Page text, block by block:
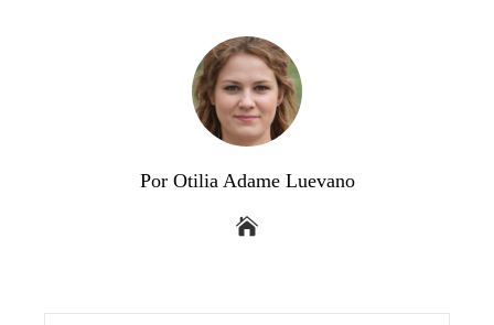
Por Otilia Adame Luevano